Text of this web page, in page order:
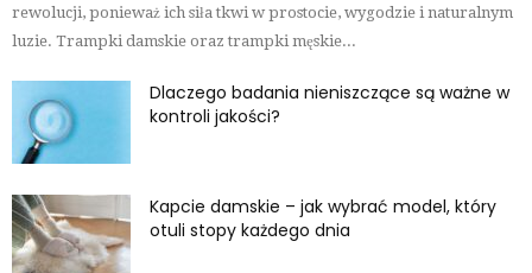
rewolucji, ponieważ ich siła tkwi w prostocie, wygodzie i naturalnym
luzie. Trampki damskie oraz trampki męskie...
Dlaczego badania nieniszczące są ważne w
kontroli jakości?
Kapcie damskie – jak wybrać model, który
otuli stopy każdego dnia